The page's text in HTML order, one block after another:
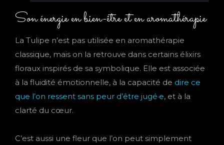
Son énergie en bien-être et en aromathérapie
La Tulipe n’est pas utilisée en aromathérapie
classique, mais on la retrouve dans certains élixirs
floraux inspirés de sa symbolique. Elle est associée
à la fluidité émotionnelle, à la capacité de dire ce
que l’on ressent sans peur d’être jugé·e, et à la
clarté du cœur.
C’est aussi une fleur que l’on peut simplement